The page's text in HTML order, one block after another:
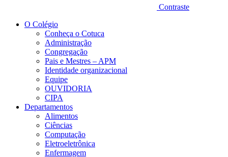
Contraste
O Colégio
Conheça o Cotuca
Administração
Congregação
Pais e Mestres – APM
Identidade organizacional
Equipe
OUVIDORIA
CIPA
Departamentos
Alimentos
Ciências
Computação
Eletroeletrônica
Enfermagem